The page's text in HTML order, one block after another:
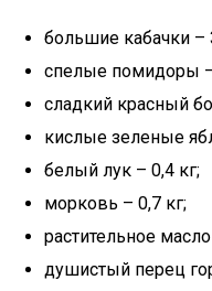
большие кабачки –
спелые помидоры
сладкий красный
кислые зеленые
белый лук – 0,4 кг;
морковь – 0,7 кг;
растительное
душистый перец